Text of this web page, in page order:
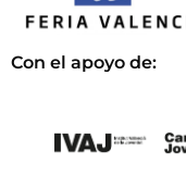
Con el apoyo de: